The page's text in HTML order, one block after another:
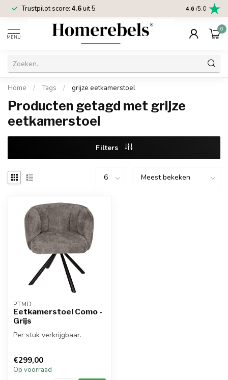
Trustpilot score: 4.6uit 5 2 jaar
4.6 /5.0
MENU
0
Home / Tags / grijze eetkamerstoel
Producten getagd met grijze
eetkamerstoel
Filters
PTMD
Eetkamerstoel Como -
Grijs
Per stuk verkrijgbaar.
€299,00
Op voorraad